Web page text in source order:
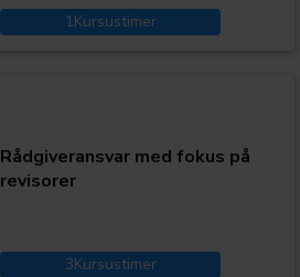
1Kursustimer
Rådgiveransvar med fokus på
revisorer
3Kursustimer